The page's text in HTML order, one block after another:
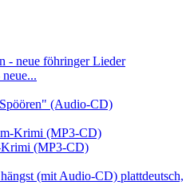
(Audio-CD)
Krimi (MP3-CD)